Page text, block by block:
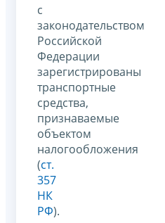
с
законодательством
Российской
Федерации
зарегистрированы
транспортные
средства,
признаваемые
объектом
налогообложения
(ст.
357
НК
РФ).